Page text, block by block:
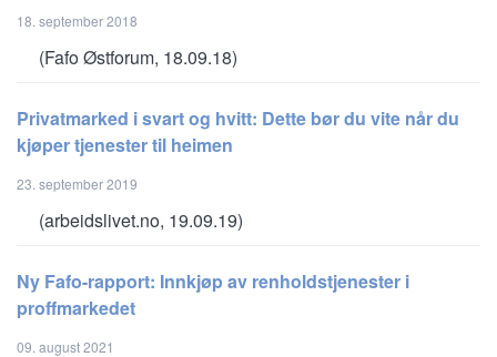
18. september 2018
(Fafo Østforum, 18.09.18)
Privatmarked i svart og hvitt: Dette bør du vite når du
kjøper tjenester til heimen
23. september 2019
(arbeidslivet.no, 19.09.19)
Ny Fafo-rapport: Innkjøp av renholdstjenester i
proffmarkedet
09. august 2021